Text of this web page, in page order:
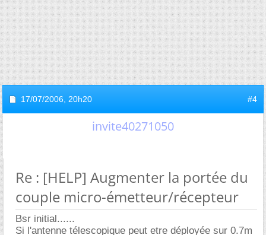
17/07/2006, 20h20 #4
invite40271050
Re : [HELP] Augmenter la portée du
couple micro-émetteur/récepteur
Bsr initial......
Si l'antenne télescopique peut etre déployée sur 0.7m